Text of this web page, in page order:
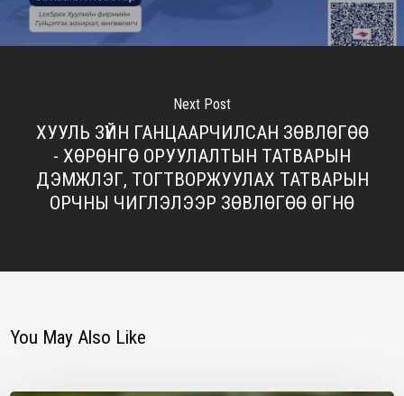
Next Post
ХУУЛЬ ЗҮЙН ГАНЦААРЧИЛСАН ЗӨВЛӨГӨӨ
- ХӨРӨНГӨ ОРУУЛАЛТЫН ТАТВАРЫН
ДЭМЖЛЭГ, ТОГТВОРЖУУЛАХ ТАТВАРЫН
ОРЧНЫ ЧИГЛЭЛЭЭР ЗӨВЛӨГӨӨ ӨГНӨ
You May Also Like